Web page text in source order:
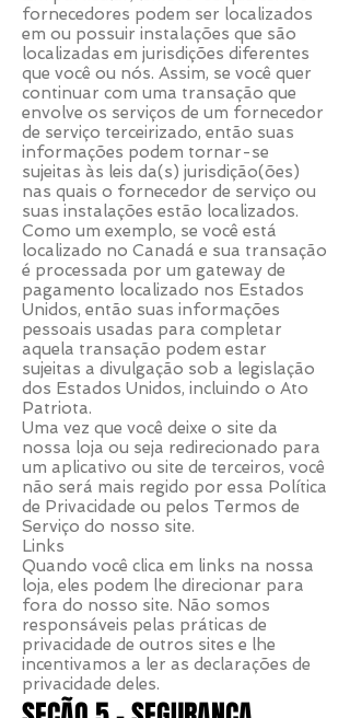
fornecedores podem ser localizados
em ou possuir instalações que são
localizadas em jurisdições diferentes
que você ou nós. Assim, se você quer
continuar com uma transação que
envolve os serviços de um fornecedor
de serviço terceirizado, então suas
informações podem tornar-se
sujeitas às leis da(s) jurisdição(ões)
nas quais o fornecedor de serviço ou
suas instalações estão localizados.
Como um exemplo, se você está
localizado no Canadá e sua transação
é processada por um gateway de
pagamento localizado nos Estados
Unidos, então suas informações
pessoais usadas para completar
aquela transação podem estar
sujeitas a divulgação sob a legislação
dos Estados Unidos, incluindo o Ato
Patriota.
Uma vez que você deixe o site da
nossa loja ou seja redirecionado para
um aplicativo ou site de terceiros, você
não será mais regido por essa Política
de Privacidade ou pelos Termos de
Serviço do nosso site.
Links
Quando você clica em links na nossa
loja, eles podem lhe direcionar para
fora do nosso site. Não somos
responsáveis pelas práticas de
privacidade de outros sites e lhe
incentivamos a ler as declarações de
privacidade deles.